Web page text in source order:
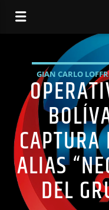
GIAN CARLO
NOTICIAS
ALIAS
DEL